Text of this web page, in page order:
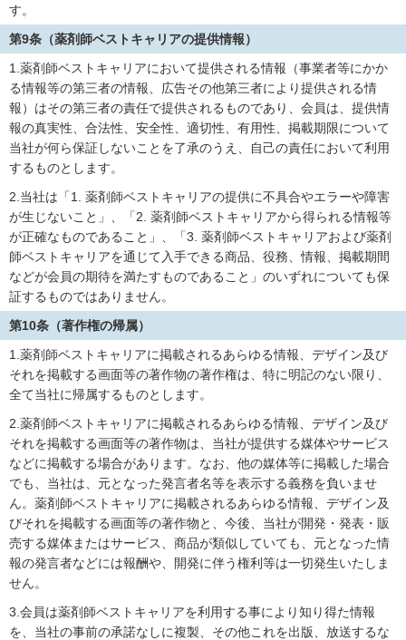
す。
第9条（薬剤師ベストキャリアの提供情報）
1.薬剤師ベストキャリアにおいて提供される情報（事業者等にかか
る情報等の第三者の情報、広告その他第三者により提供される情
報）はその第三者の責任で提供されるものであり、会員は、提供情
報の真実性、合法性、安全性、適切性、有用性、掲載期限について
当社が何ら保証しないことを了承のうえ、自己の責任において利用
するものとします。
2.当社は「1. 薬剤師ベストキャリアの提供に不具合やエラーや障害
が生じないこと」、「2. 薬剤師ベストキャリアから得られる情報等
が正確なものであること」、「3. 薬剤師ベストキャリアおよび薬剤
師ベストキャリアを通じて入手できる商品、役務、情報、掲載期間
などが会員の期待を満たすものであること」のいずれについても保
証するものではありません。
第10条（著作権の帰属）
1.薬剤師ベストキャリアに掲載されるあらゆる情報、デザイン及び
それを掲載する画面等の著作物の著作権は、特に明記のない限り、
全て当社に帰属するものとします。
2.薬剤師ベストキャリアに掲載されるあらゆる情報、デザイン及び
それを掲載する画面等の著作物は、当社が提供する媒体やサービス
などに掲載する場合があります。なお、他の媒体等に掲載した場合
でも、当社は、元となった発言者名等を表示する義務を負いませ
ん。薬剤師ベストキャリアに掲載されるあらゆる情報、デザイン及
びそれを掲載する画面等の著作物と、今後、当社が開発・発表・販
売する媒体またはサービス、商品が類似していても、元となった情
報の発言者などには報酬や、開発に伴う権利等は一切発生いたしま
せん。
3.会員は薬剤師ベストキャリアを利用する事により知り得た情報
を、当社の事前の承諾なしに複製、その他これを出版、放送するな